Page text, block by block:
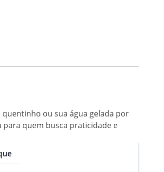
ou sua água gelada por
quem busca praticidade e